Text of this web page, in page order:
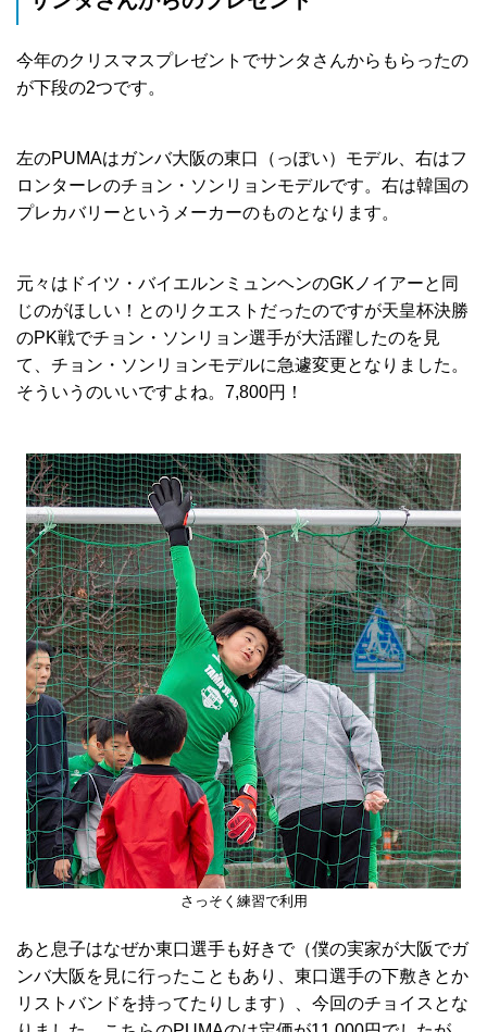
今年のクリスマスプレゼントでサンタさんからもらったの
が下段の2つです。
左のPUMAはガンバ大阪の東口（っぽい）モデル、右はフ
ロンターレのチョン・ソンリョンモデルです。右は韓国の
プレカバリーというメーカーのものとなります。
元々はドイツ・バイエルンミュンヘンのGKノイアーと同
じのがほしい！とのリクエストだったのですが天皇杯決勝
のPK戦でチョン・ソンリョン選手が大活躍したのを見
て、チョン・ソンリョンモデルに急遽変更となりました。
そういうのいいですよね。7,800円！
さっそく練習で利用
あと息子はなぜか東口選手も好きで（僕の実家が大阪でガ
ンバ大阪を見に行ったこともあり、東口選手の下敷きとか
リストバンドを持ってたりします）、今回のチョイスとな